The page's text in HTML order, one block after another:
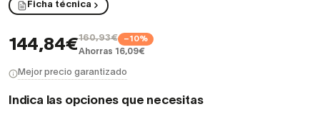
Ficha técnica
144,84€160,93€ −10%
Ahorras 16,09€
Mejor precio garantizado
Indica las opciones que necesitas